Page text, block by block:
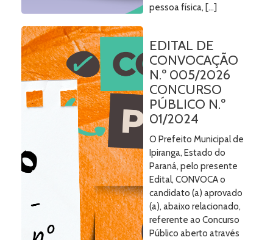
pessoa física, […]
EDITAL DE
CONVOCAÇÃO
N.º 005/2026
CONCURSO
PÚBLICO N.º
01/2024
O Prefeito Municipal de
Ipiranga, Estado do
Paraná, pelo presente
Edital, CONVOCA o
candidato (a) aprovado
(a), abaixo relacionado,
referente ao Concurso
Público aberto através